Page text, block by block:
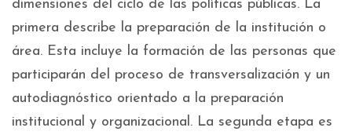
dimensiones del ciclo de las políticas públicas. La
primera describe la preparación de la institución o
área. Esta incluye la formación de las personas que
participarán del proceso de transversalización y un
autodiagnóstico orientado a la preparación
institucional y organizacional. La segunda etapa es